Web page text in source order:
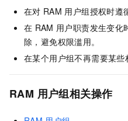
在对 RAM 用户组授权时遵
在 RAM 用户职责发生变化
除，避免权限滥用。
在某个用户组不再需要某些
RAM 用户组相关操作